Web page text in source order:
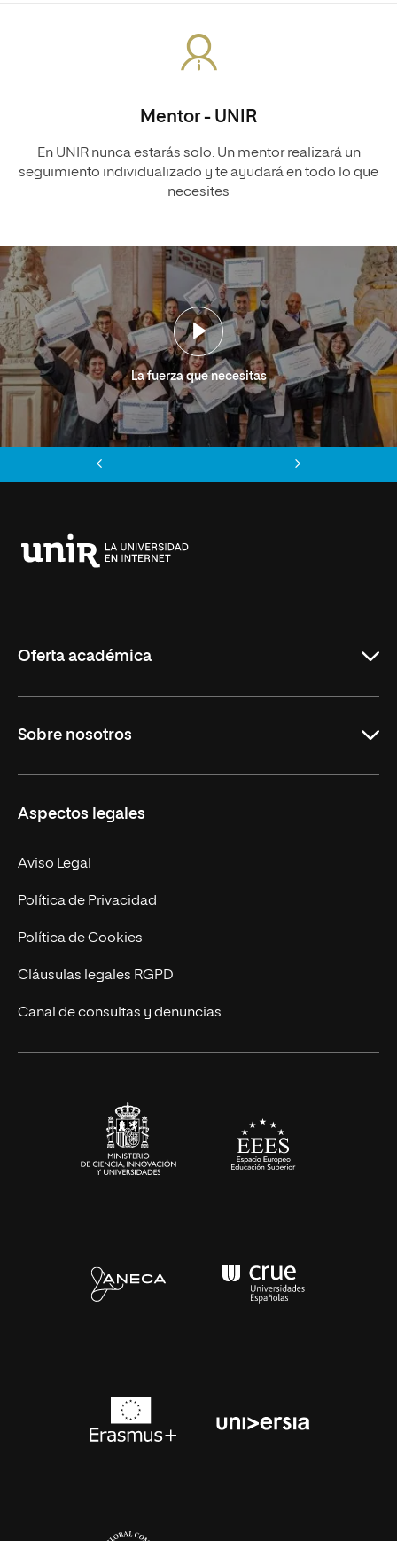
Mentor - UNIR
En UNIR nunca estarás solo. Un mentor realizará un
seguimiento individualizado y te ayudará en todo lo que
necesites
La fuerza que necesitas
Oferta académica
Másteres Oficiales
Doctorados
Experto Universitario
Postgrados
Cursos Universitarios
Sobre nosotros
Facultades
Nuestro Equipo
Trabaja en UNIR
Actualidad
UNIR Revista
Eventos
Aspectos legales
Aviso Legal
Política de Privacidad
Política de Cookies
Cláusulas legales RGPD
Canal de consultas y denuncias